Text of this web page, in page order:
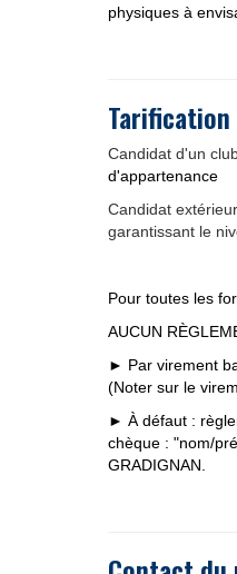
physiques à
Tarification
Candidat d'un
d'appartenance
Candidat
garantissant le
Pour toutes les
AUCUN
► Par virement
(Noter sur le
► À défaut :
chèque : "nom/
GRADIGNAN.